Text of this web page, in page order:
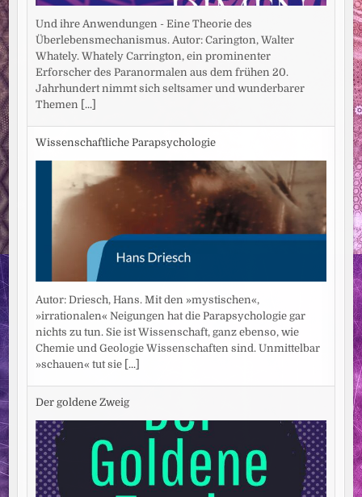
Und ihre Anwendungen - Eine Theorie des
Überlebensmechanismus. Autor: Carington, Walter
Whately. Whately Carrington, ein prominenter
Erforscher des Paranormalen aus dem frühen 20.
Jahrhundert nimmt sich seltsamer und wunderbarer
Themen
[...]
Wissenschaftliche Parapsychologie
Autor: Driesch, Hans. Mit den »mystischen«,
»irrationalen« Neigungen hat die Parapsychologie gar
nichts zu tun. Sie ist Wissenschaft, ganz ebenso, wie
Chemie und Geologie Wissenschaften sind. Unmittelbar
»schauen« tut sie [...]
Der goldene Zweig